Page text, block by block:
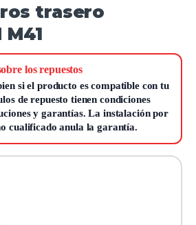
trasero
M41
los repuestos
si el producto es compatible con tu
de repuesto tienen condiciones
y garantías.La instalación por
cualificado anula la garantía.